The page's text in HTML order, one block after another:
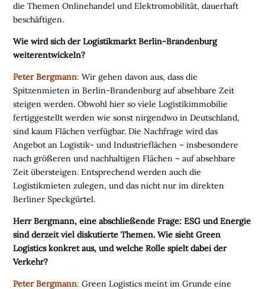
o
n
e
➔
h
i
e
n
s
e
h
n

e
r
k
o
t
n
l
o
e
s
die Themen Onlinehandel und Elektromobilität, dauerhaft
beschäftigen.
Wie wird sich der Logistikmarkt Berlin-Brandenburg
weiterentwickeln?
Peter Bergmann: Wir gehen davon aus, dass die
Spitzenmieten in Berlin-Brandenburg auf absehbare Zeit
steigen werden. Obwohl hier so viele Logistikimmobilie
fertiggestellt werden wie sonst nirgendwo in Deutschland,
sind kaum Flächen verfügbar. Die Nachfrage wird das
Angebot an Logistik- und Industrieflächen – insbesondere
nach größeren und nachhaltigen Flächen – auf absehbare
Zeit übersteigen. Entsprechend werden auch die
Logistikmieten zulegen, und das nicht nur im direkten
Berliner Speckgürtel.
Herr Bergmann, eine abschließende Frage: ESG und Energie
sind derzeit viel diskutierte Themen. Wie sieht Green
Logistics konkret aus, und welche Rolle spielt dabei der
Verkehr?
Peter Bergmann: Green Logistics meint im Grunde eine